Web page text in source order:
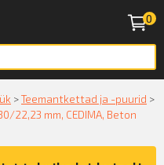
0
>Teemantkettad ja -puurid >
22,23 mm, CEDIMA, Beton